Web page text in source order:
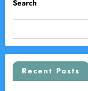
Search
Recent Posts